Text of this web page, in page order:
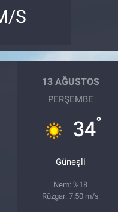
S
13 AĞUSTOS
PERŞEMBE
34°
Güneşli
Nem: %18
Rüzgar: 7.50 m/s